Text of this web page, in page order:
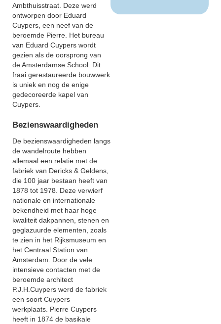
Ambthuisstraat. Deze werd
ontworpen door Eduard
Cuypers, een neef van de
beroemde Pierre. Het bureau
van Eduard Cuypers wordt
gezien als de oorsprong van
de Amsterdamse School. Dit
fraai gerestaureerde bouwwerk
is uniek en nog de enige
gedecoreerde kapel van
Cuypers.
Bezienswaardigheden
De bezienswaardigheden langs
de wandelroute hebben
allemaal een relatie met de
fabriek van Dericks & Geldens,
die 100 jaar bestaan heeft van
1878 tot 1978. Deze verwierf
nationale en internationale
bekendheid met haar hoge
kwaliteit dakpannen, stenen en
geglazuurde elementen, zoals
te zien in het Rijksmuseum en
het Centraal Station van
Amsterdam. Door de vele
intensieve contacten met de
beroemde architect
P.J.H.Cuypers werd de fabriek
een soort Cuypers –
werkplaats. Pierre Cuypers
heeft in 1874 de basikale